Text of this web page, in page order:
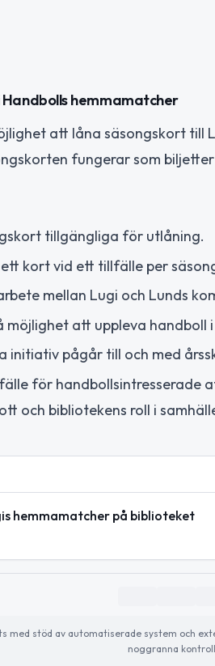
hemmamatcher
att låna säsongskort till
fungerar som
tillgängliga för utlåning.
kort vid ett tillfälle per
mellan Lugi och Lunds
att uppleva handboll
initiativ pågår till och med
för handbollsintresserade
och bibliotekens roll i
hemmamatcher på biblioteket
med stöd av automatiserade system och
noggranna